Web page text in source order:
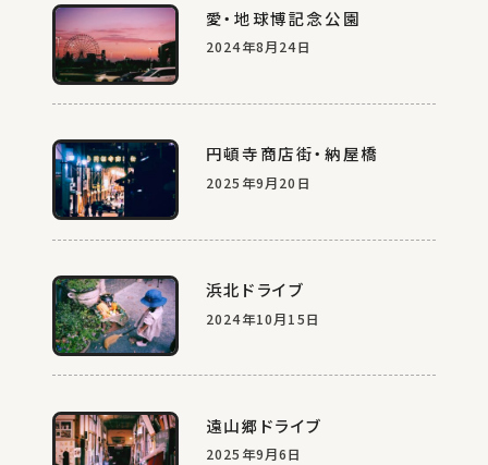
愛・地球博記念公園
2024年8月24日
円頓寺商店街・納屋橋
2025年9月20日
浜北ドライブ
2024年10月15日
遠山郷ドライブ
2025年9月6日